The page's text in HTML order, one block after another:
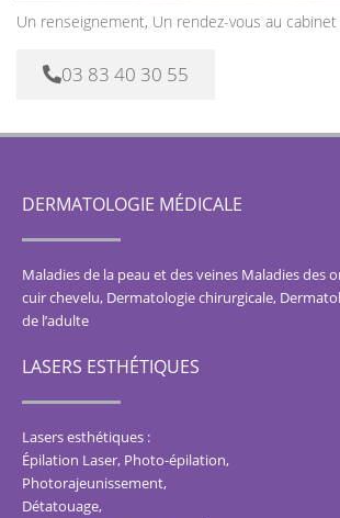
Un renseignement, Un rendez-vous au
03 83 40 30 55
DERMATOLOGIE MÉDICALE
Maladies de la peau et des veines Maladies des
cuir chevelu, Dermatologie chirurgicale,
de l’adulte
LASERS ESTHÉTIQUES
Lasers esthétiques :
Épilation Laser, Photo-épilation,
Photorajeunissement,
Détatouage,